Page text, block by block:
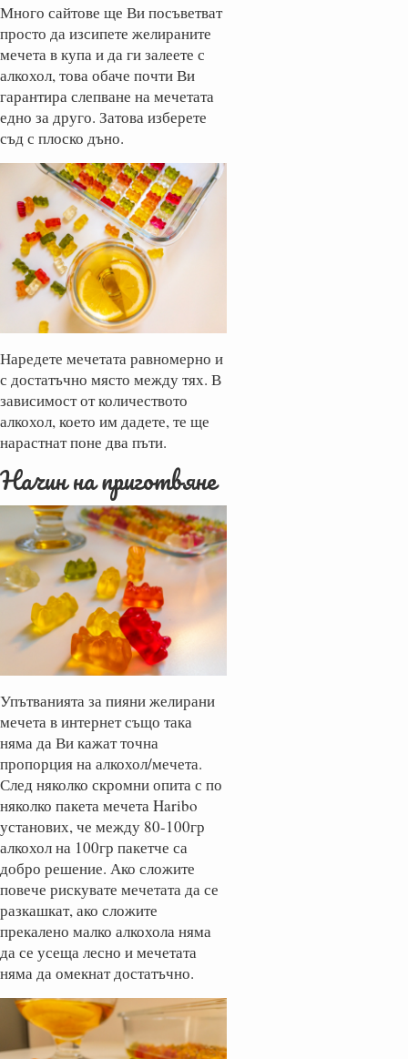
Много сайтове ще Ви посъветват
просто да изсипете желираните
мечета в купа и да ги залеете с
алкохол, това обаче почти Ви
гарантира слепване на мечетата
едно за друго. Затова изберете
съд с плоско дъно.
Наредете мечетата равномерно и
с достатъчно място между тях. В
зависимост от количеството
алкохол, което им дадете, те ще
нарастнат поне два пъти.
Начин на приготвяне
Упътванията за пияни желирани
мечета в интернет също така
няма да Ви кажат точна
пропорция на алкохол/мечета.
След няколко скромни опита с по
няколко пакета мечета Haribo
установих, че между 80-100гр
алкохол на 100гр пакетче са
добро решение. Ако сложите
повече рискувате мечетата да се
разкашкат, ако сложите
прекалено малко алкохола няма
да се усеща лесно и мечетата
няма да омекнат достатъчно.